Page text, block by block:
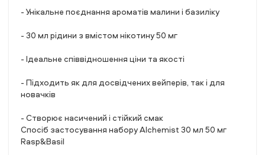
- Унікальне поєднання ароматів малини і базиліку
- 30 мл рідини з вмістом нікотину 50 мг
- Ідеальне співвідношення ціни та якості
- Підходить як для досвідчених вейперів, так і для
новачків
- Створює насичений і стійкий смак
Спосіб застосування набору Alchemist 30 мл 50 мг
Rasp&Basil